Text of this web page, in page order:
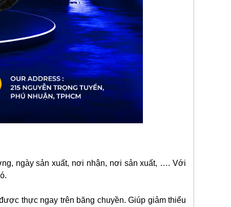
ngày sản xuất, nơi nhận, nơi sản xuất, …. Với
thực ngay trên băng chuyền. Giúp giảm thiểu